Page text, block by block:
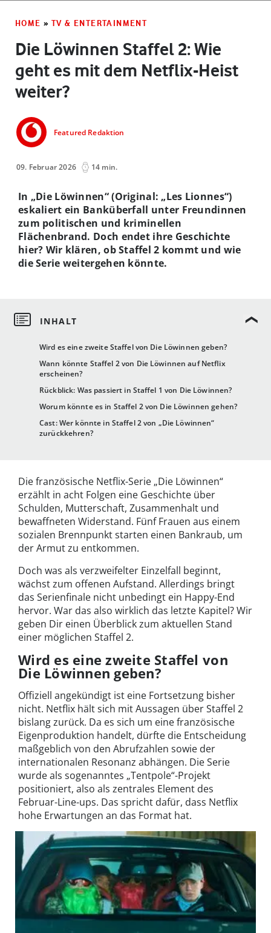
HOME » TV & ENTERTAINMENT
Die Löwinnen Staffel 2: Wie
geht es mit dem Netflix-Heist
weiter?
Featured Redaktion
09. Februar 2026 14 min.
Wird es eine zweite Staffel von Die Löwinnen geben?
Wann könnte Staffel 2 von Die Löwinnen auf Netflix
erscheinen?
Rückblick: Was passiert in Staffel 1 von Die Löwinnen?
Worum könnte es in Staffel 2 von Die Löwinnen gehen?
Cast: Wer könnte in Staffel 2 von „Die Löwinnen“
zurückkehren?
In „Die Löwinnen“ (Original: „Les Lionnes“)
eskaliert ein Banküberfall unter Freundinnen
zum politischen und kriminellen
Flächenbrand. Doch endet ihre Geschichte
hier? Wir klären, ob Staffel 2 kommt und wie
die Serie weitergehen könnte.
Die französische Netflix-Serie „Die Löwinnen“
erzählt in acht Folgen eine Geschichte über
Schulden, Mutterschaft, Zusammenhalt und
bewaffneten Widerstand. Fünf Frauen aus einem
sozialen Brennpunkt starten einen Bankraub, um
der Armut zu entkommen.
Doch was als verzweifelter Einzelfall beginnt,
wächst zum offenen Aufstand. Allerdings bringt
das Serienfinale nicht unbedingt ein Happy-End
hervor. War das also wirklich das letzte Kapitel? Wir
geben Dir einen Überblick zum aktuellen Stand
einer möglichen Staffel 2.
Wird es eine zweite Staffel von
Die Löwinnen geben?
Offiziell angekündigt ist eine Fortsetzung bisher
nicht. Netflix hält sich mit Aussagen über Staffel 2
bislang zurück. Da es sich um eine französische
Eigenproduktion handelt, dürfte die Entscheidung
maßgeblich von den Abrufzahlen sowie der
internationalen Resonanz abhängen. Die Serie
wurde als sogenanntes „Tentpole“-Projekt
positioniert, also als zentrales Element des
Februar-Line-ups. Das spricht dafür, dass Netflix
hohe Erwartungen an das Format hat.